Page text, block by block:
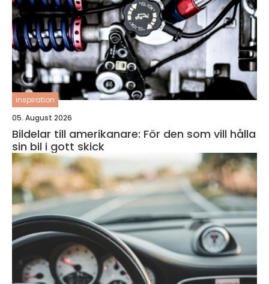
inspiration
05. August 2026
Bildelar till amerikanare: För den som vill hålla
sin bil i gott skick